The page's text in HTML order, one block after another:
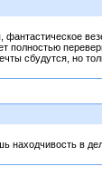
полностью
сбудутся, но
находчивость в